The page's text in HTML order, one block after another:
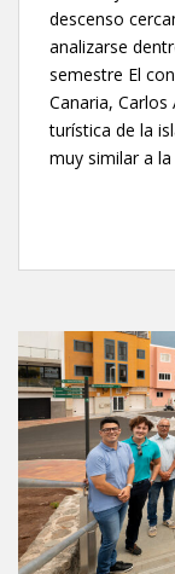
descenso
analizarse
semestre El
Canaria,
turística de la
muy similar a